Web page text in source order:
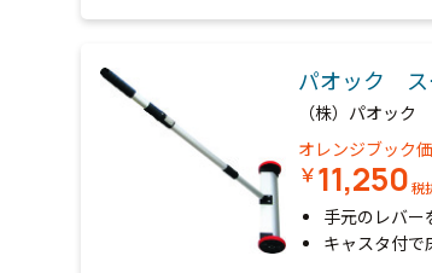
パオック ス
（株）パオック
オレンジブック
￥11,250 税
手元のレバー
キャスタ付で